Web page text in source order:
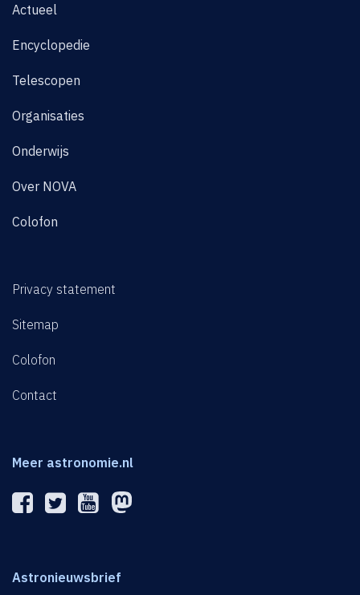
Actueel
Encyclopedie
Telescopen
Organisaties
Onderwijs
Over NOVA
Colofon
Privacy statement
Sitemap
Colofon
Contact
Meer astronomie.nl
Astronieuwsbrief